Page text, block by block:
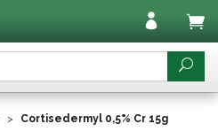
Cortisedermyl 0,5% Cr 15g